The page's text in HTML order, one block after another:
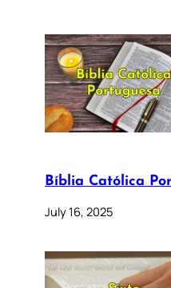
Bíblia Católica
July 16, 2025